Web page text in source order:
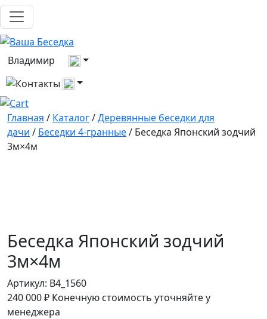
Владимир
Выберите город
Все контакты
Главная / Каталог/Деревянные беседки для
дачи / Беседки 4-гранные/ Беседка Японский зодчий
3м×4м
Беседка Японский зодчий
3м×4м
Артикул: B4_1560
240 000₽ Конечную стоимость уточняйте у
менеджера